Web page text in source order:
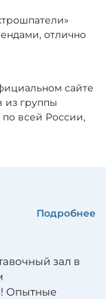
отлично
сайте
из группы
всей России,
Подробнее
зал в
Опытные